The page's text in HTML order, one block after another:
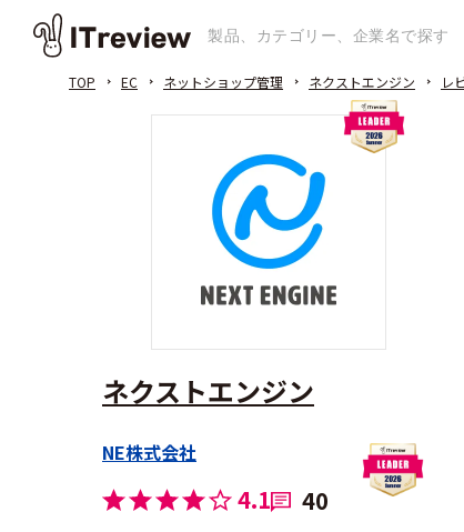
TOP EC ネットショップ管理 ネクストエンジン レ
ネクストエンジン
NE株式会社
4.1 40